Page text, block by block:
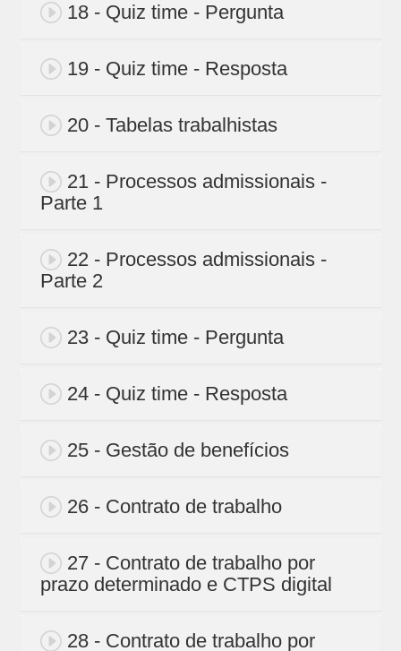
18 - Quiz time - Pergunta
19 - Quiz time - Resposta
20 - Tabelas trabalhistas
21 - Processos admissionais -
Parte 1
22 - Processos admissionais -
Parte 2
23 - Quiz time - Pergunta
24 - Quiz time - Resposta
25 - Gestão de benefícios
26 - Contrato de trabalho
27 - Contrato de trabalho por
prazo determinado e CTPS digital
28 - Contrato de trabalho por